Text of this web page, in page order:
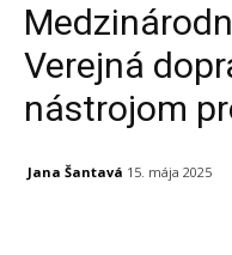
Verejná
nástrojom
Jana Šantavá 15. mája 2025